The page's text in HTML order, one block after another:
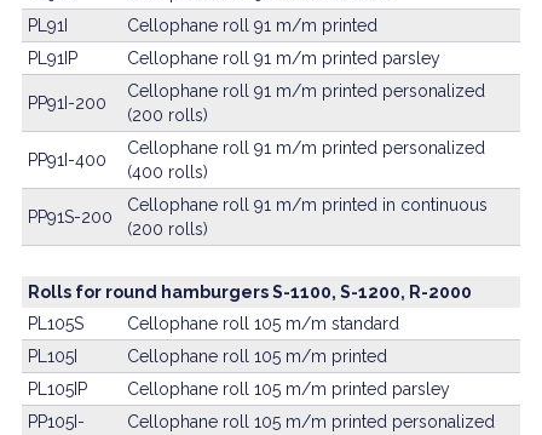
PL91I
Cellophane roll 91 m/m printed
PL91IP
Cellophane roll 91 m/m printed parsley
PP91I-200
Cellophane roll 91 m/m printed personalized
(200 rolls)
PP91I-400
Cellophane roll 91 m/m printed personalized
(400 rolls)
PP91S-200
Cellophane roll 91 m/m printed in continuous
(200 rolls)
Rolls for round hamburgers S-1100, S-1200, R-2000
PL105S
Cellophane roll 105 m/m standard
PL105I
Cellophane roll 105 m/m printed
PL105IP
Cellophane roll 105 m/m printed parsley
PP105I-
Cellophane roll 105 m/m printed personalized